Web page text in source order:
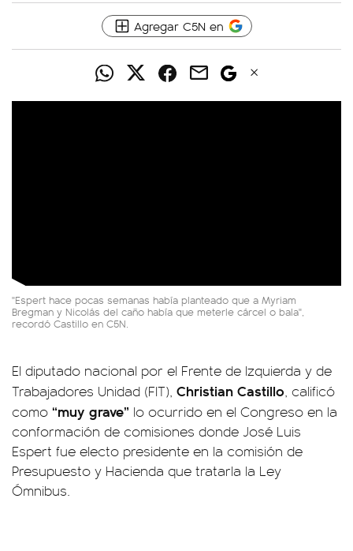
Agregar C5N en
"Espert hace pocas semanas había planteado que a Myriam
Bregman y Nicolás del caño había que meterle cárcel o bala",
recordó Castillo en C5N.
El diputado nacional por el Frente de Izquierda y de
Trabajadores Unidad (FIT), Christian Castillo, calificó
como “muy grave” lo ocurrido en el Congreso en la
conformación de comisiones donde José Luis
Espert fue electo presidente en la comisión de
Presupuesto y Hacienda que tratarla la Ley
Ómnibus.